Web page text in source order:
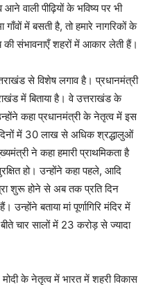
वाली पीढ़ियों के भविष्य पर भी
में बसती है, तो हमारे नागरिकों के
संभावनाएँ शहरों में आकार लेती हैं।
से विशेष लगाव है। प्रधानमंत्री
में बिताया है। वे उत्तराखंड के
कहा प्रधानमंत्री के नेतृत्व में इस
में 30 लाख से अधिक श्रद्धालुओं
ने कहा हमारी प्राथमिकता है
हो। उन्होंने कहा पहले, आदि
शुरू होने से अब तक प्रति दिन
बताया मां पूर्णागिरि मंदिर में
चार सालों में 23 करोड़ से ज्यादा
के नेतृत्व में भारत में शहरी विकास